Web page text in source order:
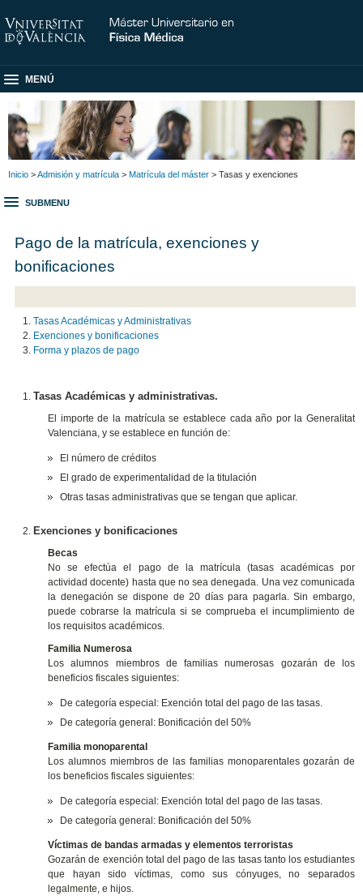
MENÚ
Inicio >Admisión y matrícula > Matrícula del máster > Tasas y exenciones
SUBMENU
Pago de la matrícula, exenciones y
bonificaciones
Tasas Académicas y Administrativas
Exenciones y bonificaciones
Forma y plazos de pago
Tasas Académicas y administrativas.
El importe de la matrícula se establece cada año por la Generalitat
Valenciana, y se establece en función de:
El número de créditos
El grado de experimentalidad de la titulación
Otras tasas administrativas que se tengan que aplicar.
Exenciones y bonificaciones
Becas
No se efectúa el pago de la matrícula (tasas académicas por
actividad docente) hasta que no sea denegada. Una vez comunicada
la denegación se dispone de 20 días para pagarla. Sin embargo,
puede cobrarse la matrícula si se comprueba el incumplimiento de
los requisitos académicos.
Familia Numerosa
Los alumnos miembros de familias numerosas gozarán de los
beneficios fiscales siguientes:
De categoría especial: Exención total del pago de las tasas.
De categoría general: Bonificación del 50%
Familia monoparental
Los alumnos miembros de las familias monoparentales gozarán de
los beneficios fiscales siguientes:
De categoría especial: Exención total del pago de las tasas.
De categoría general: Bonificación del 50%
Víctimas de bandas armadas y elementos terroristas
Gozarán de exención total del pago de las tasas tanto los estudiantes
que hayan sido víctimas, como sus cónyuges, no separados
legalmente, e hijos.